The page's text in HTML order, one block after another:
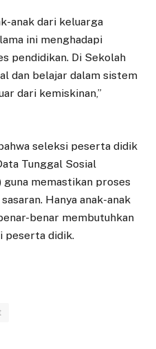
anak dari keluarga
ini menghadapi
pendidikan. Di Sekolah
dan belajar dalam sistem
dari kemiskinan,”
seleksi peserta didik
Tunggal Sosial
guna memastikan proses
Hanya anak-anak
benar membutuhkan
peserta didik.